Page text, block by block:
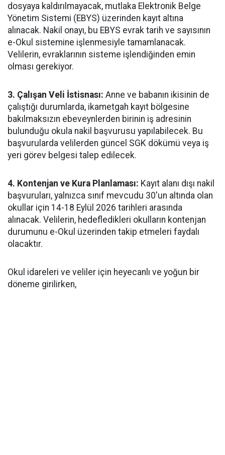
dosyaya kaldırılmayacak, mutlaka Elektronik Belge
Yönetim Sistemi (EBYS) üzerinden kayıt altına
alınacak. Nakil onayı, bu EBYS evrak tarih ve sayısının
e-Okul sistemine işlenmesiyle tamamlanacak.
Velilerin, evraklarının sisteme işlendiğinden emin
olması gerekiyor.
3. Çalışan Veli İstisnası: Anne ve babanın ikisinin de
çalıştığı durumlarda, ikametgah kayıt bölgesine
bakılmaksızın ebeveynlerden birinin iş adresinin
bulunduğu okula nakil başvurusu yapılabilecek. Bu
başvurularda velilerden güncel SGK dökümü veya iş
yeri görev belgesi talep edilecek.
4. Kontenjan ve Kura Planlaması: Kayıt alanı dışı nakil
başvuruları, yalnızca sınıf mevcudu 30'un altında olan
okullar için 14-18 Eylül 2026 tarihleri arasında
alınacak. Velilerin, hedefledikleri okulların kontenjan
durumunu e-Okul üzerinden takip etmeleri faydalı
olacaktır.
Okul idareleri ve veliler için heyecanlı ve yoğun bir
döneme girilirken,